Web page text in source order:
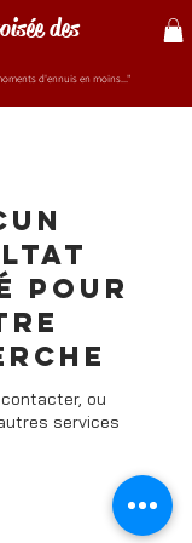
des
d'ennuis en moins..."
pour
ou
services